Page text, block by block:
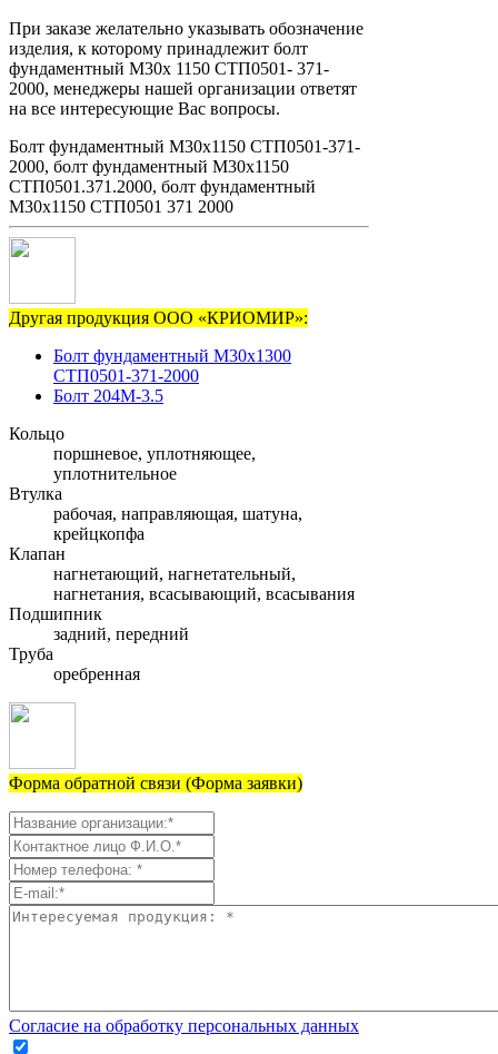
При заказе желательно указывать обозначение
изделия, к которому принадлежит болт
фундаментный М30х 1150 СТП0501- 371-
2000, менеджеры нашей организации ответят
на все интересующие Вас вопросы.
Болт фундаментный М30х1150 СТП0501-371-
2000, болт фундаментный М30х1150
СТП0501.371.2000, болт фундаментный
М30х1150 СТП0501 371 2000
Другая продукция ООО «КРИОМИР»:
Болт фундаментный М30х1300
СТП0501-371-2000
Болт 204М-3.5
Кольцо
поршневое, уплотняющее,
уплотнительное
Втулка
рабочая, направляющая, шатуна,
крейцкопфа
Клапан
нагнетающий, нагнетательный,
нагнетания, всасывающий, всасывания
Подшипник
задний, передний
Труба
оребренная
Форма обратной связи (Форма заявки)
Согласие на обработку персональных данных